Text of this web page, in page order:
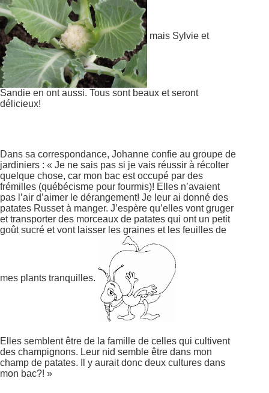
mais Sylvie et
Sandie en ont aussi. Tous sont beaux et seront
délicieux!
Dans sa correspondance, Johanne confie au groupe de
jardiniers : « Je ne sais pas si je vais réussir à récolter
quelque chose, car mon bac est occupé par des
frémilles (québécisme pour fourmis)! Elles n’avaient
pas l’air d’aimer le dérangement! Je leur ai donné des
patates Russet à manger. J’espère qu’elles vont gruger
et transporter des morceaux de patates qui ont un petit
goût sucré et vont laisser les graines et les feuilles de
mes plants tranquilles.
Elles semblent être de la famille de celles qui cultivent
des champignons. Leur nid semble être dans mon
champ de patates. Il y aurait donc deux cultures dans
mon bac?! »